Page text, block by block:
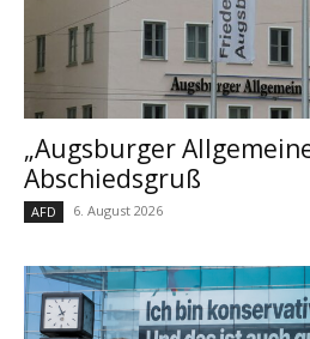
„Augsburger
Abschiedsgruß
AFD 6. August 2026